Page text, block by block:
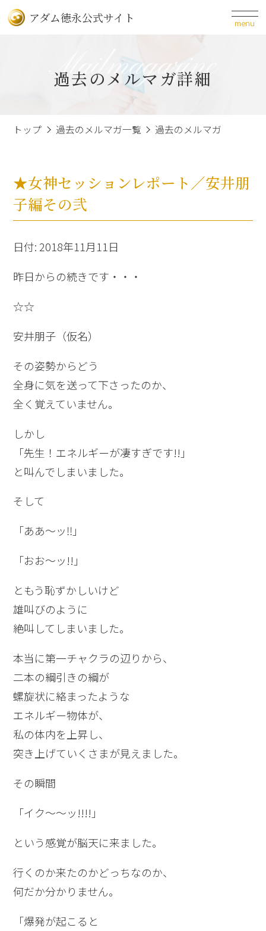
アダム徳永公式サイト menu
Mailmagazine
過去のメルマガ詳細
トップ 過去のメルマガ一覧 過去のメルマガ
★女神セッションレポート／安井朋
子編その弐
日付: 2018年11月11日
昨日からの続きです・・・
☆☆
安井朋子（仮名）
その姿勢からどう
全身に気を送って下さったのか、
全く覚えていません。
しかし
「先生！エネルギーが凄すぎです!!」
と叫んでしまいました。
そして
「ああ～ッ‼」
「おお～ッ!!」
ともう恥ずかしいけど
雄叫びのように
絶叫してしまいました。
本当に第一チャクラの辺りから、
二本の綱引きの綱が
螺旋状に絡まったような
エネルギー物体が、
私の体内を上昇し、
突き上げていくさまが見えました。
その瞬間
「イク～～ッ!!!!」
という感覚が脳天に来ました。
行くのか来たのかどっちなのか、
何だか分かりません。
「爆発が起こると